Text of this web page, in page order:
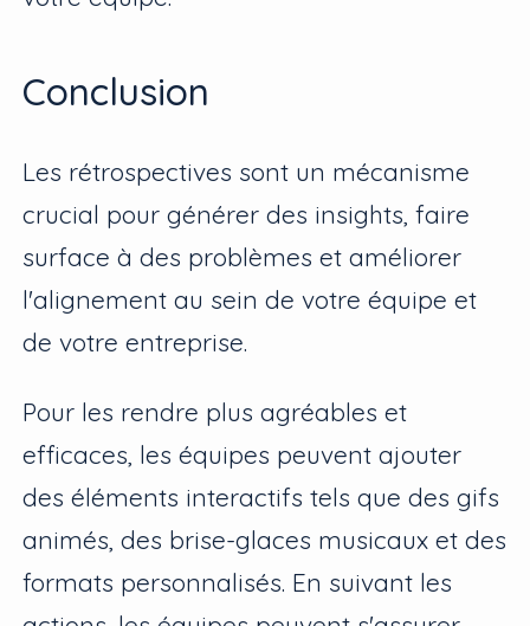
Conclusion
Les rétrospectives sont un mécanisme
crucial pour générer des insights, faire
surface à des problèmes et améliorer
l'alignement au sein de votre équipe et
de votre entreprise.
Pour les rendre plus agréables et
efficaces, les équipes peuvent ajouter
des éléments interactifs tels que des gifs
animés, des brise-glaces musicaux et des
formats personnalisés. En suivant les